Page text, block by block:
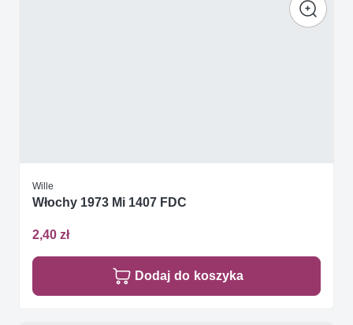
Wille
Włochy 1973 Mi 1407 FDC
2,40 zł
Dodaj do koszyka